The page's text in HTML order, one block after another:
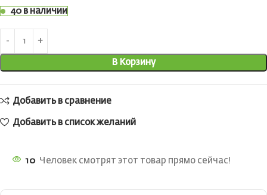
40 в наличии
В Корзину
Добавить в сравнение
Добавить в список желаний
10 Человек смотрят этот товар прямо сейчас!